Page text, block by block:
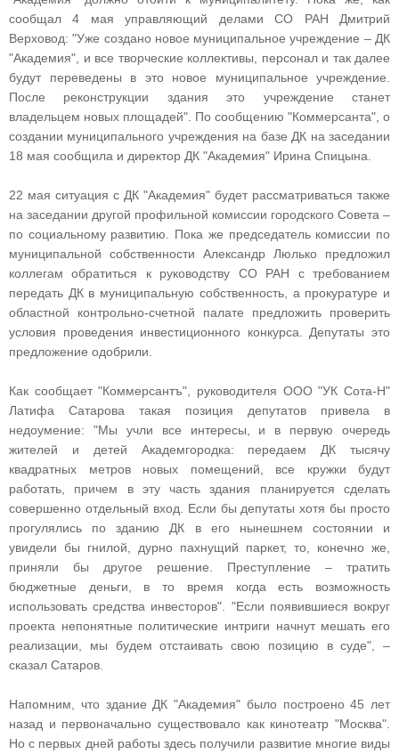
сообщал 4 мая управляющий делами СО РАН Дмитрий
Верховод: "Уже создано новое муниципальное учреждение – ДК
"Академия", и все творческие коллективы, персонал и так далее
будут переведены в это новое муниципальное учреждение.
После реконструкции здания это учреждение станет
владельцем новых площадей". По сообщению "Коммерсанта", о
создании муниципального учреждения на базе ДК на заседании
18 мая сообщила и директор ДК "Академия" Ирина Спицына.
22 мая ситуация с ДК "Академия" будет рассматриваться также
на заседании другой профильной комиссии городского Совета –
по социальному развитию. Пока же председатель комиссии по
муниципальной собственности Александр Люлько предложил
коллегам обратиться к руководству СО РАН с требованием
передать ДК в муниципальную собственность, а прокуратуре и
областной контрольно-счетной палате предложить проверить
условия проведения инвестиционного конкурса. Депутаты это
предложение одобрили.
Как сообщает "Коммерсантъ", руководителя ООО "УК Сота-Н"
Латифа Сатарова такая позиция депутатов привела в
недоумение: "Мы учли все интересы, и в первую очередь
жителей и детей Академгородка: передаем ДК тысячу
квадратных метров новых помещений, все кружки будут
работать, причем в эту часть здания планируется сделать
совершенно отдельный вход. Если бы депутаты хотя бы просто
прогулялись по зданию ДК в его нынешнем состоянии и
увидели бы гнилой, дурно пахнущий паркет, то, конечно же,
приняли бы другое решение. Преступление – тратить
бюджетные деньги, в то время когда есть возможность
использовать средства инвесторов". "Если появившиеся вокруг
проекта непонятные политические интриги начнут мешать его
реализации, мы будем отстаивать свою позицию в суде", –
сказал Сатаров.
Напомним, что здание ДК "Академия" было построено 45 лет
назад и первоначально существовало как кинотеатр "Москва".
Но с первых дней работы здесь получили развитие многие виды